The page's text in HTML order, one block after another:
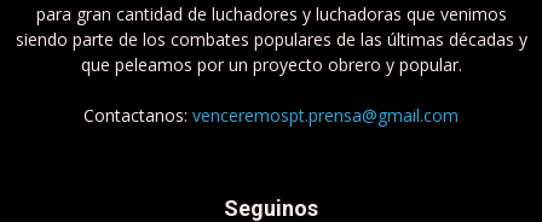
para gran cantidad de luchadores y luchadoras que venimos
siendo parte de los combates populares de las últimas décadas y
que peleamos por un proyecto obrero y popular.
Contactanos: venceremospt.prensa@gmail.com
Seguinos